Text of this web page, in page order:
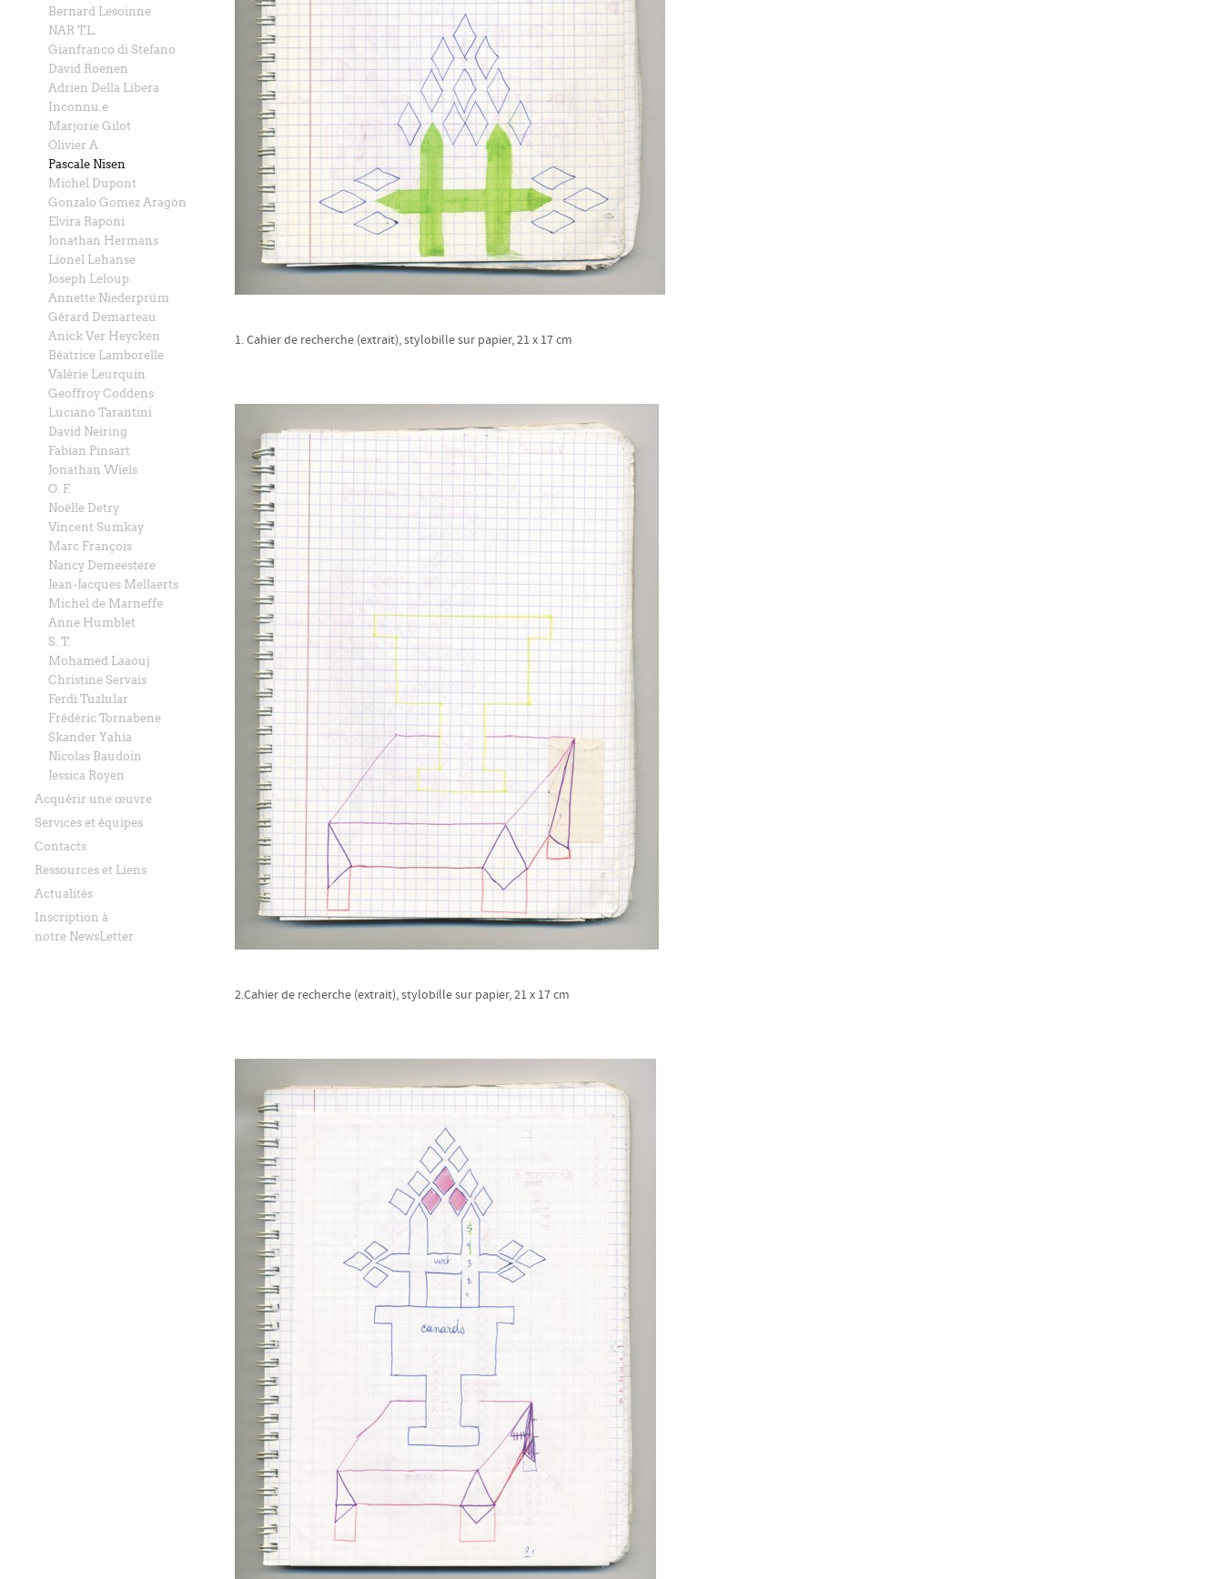
Bernard Lesoinne
NAR T.L.
Gianfranco di Stefano
David Roenen
Adrien Della Libera
Inconnu.e
Marjorie Gilot
Olivier A
Pascale Nisen
Michel Dupont
Gonzalo Gomez Aragòn
Elvira Raponi
Jonathan Hermans
Lionel Lehanse
Joseph Leloup
Annette Niederprüm
Gérard Demarteau
Anick Ver Heycken
Béatrice Lamborelle
Valérie Leurquin
Geoffroy Coddens
Luciano Tarantini
David Neiring
Fabian Pinsart
Jonathan Wiels
O. F.
Noëlle Detry
Vincent Sumkay
Marc François
Nancy Demeestere
Jean-Jacques Mellaerts
Michel de Marneffe
Anne Humblet
S. T.
Mohamed Laaouj
Christine Servais
Ferdi Tuzlular
Frédéric Tornabene
Skander Yahia
Nicolas Baudoin
Jessica Royen
Acquérir une œuvre
Services et équipes
Contacts
Ressources et Liens
Actualités
Inscription à
notre NewsLetter
1. Cahier de recherche (extrait), stylobille sur papier, 21 x 17 cm
2.Cahier de recherche (extrait), stylobille sur papier, 21 x 17 cm